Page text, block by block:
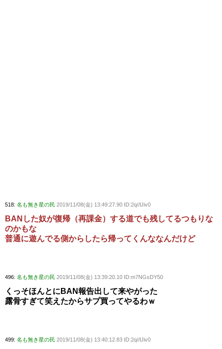
518: 名も無き星の民 2019/11/08(金) 13:49:27.90 ID:2q//lJiv0
BANした奴が復帰（再課金）する道でも残してるつもりな
のかもな
普通に遊んでる側からしたら帰ってくんななんだけど
496: 名も無き星の民 2019/11/08(金) 13:39:20.10 ID:m7NGsDY50
くっそほんとにBAN報告出して来やがった
露骨すぎて笑えたからサプ買ってやるわｗ
499: 名も無き星の民 2019/11/08(金) 13:40:12.83 ID:2q//lJiv0